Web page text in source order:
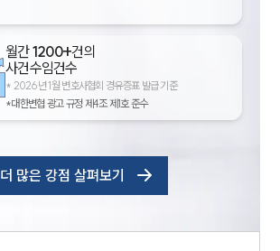
월간1200+건의
사건수임건수
* 2026년 1월 변호사협회 경유증표 발급 기준
*대한변협 광고 규정 제4조 제1호 준수
더 많은 강점 살펴보기